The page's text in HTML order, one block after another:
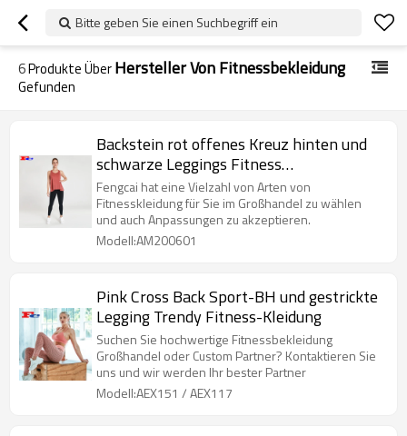
Bitte geben Sie einen Suchbegriff ein
6Produkte ÜberHersteller Von Fitnessbekleidung
Gefunden
Backstein rot offenes Kreuz hinten und
schwarze Leggings Fitness
Bekleidungshersteller
Fengcai hat eine Vielzahl von Arten von
Fitnesskleidung für Sie im Großhandel zu wählen
und auch Anpassungen zu akzeptieren.
Modell:AM200601
Pink Cross Back Sport-BH und gestrickte
Legging Trendy Fitness-Kleidung
Suchen Sie hochwertige Fitnessbekleidung
Großhandel oder Custom Partner? Kontaktieren Sie
uns und wir werden Ihr bester Partner
Modell:AEX151 / AEX117